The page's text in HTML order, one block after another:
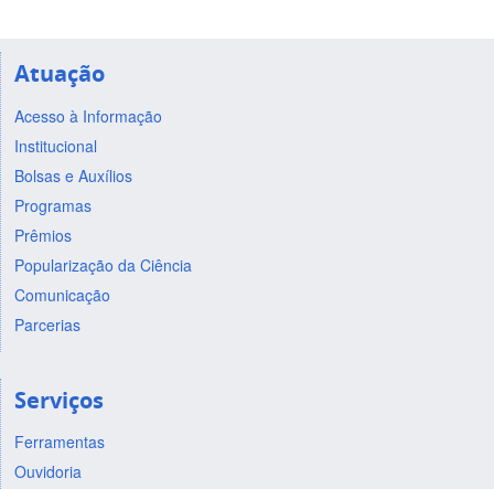
Atuação
Acesso à Informação
Institucional
Bolsas e Auxílios
Programas
Prêmios
Popularização da Ciência
Comunicação
Parcerias
Serviços
Ferramentas
Ouvidoria